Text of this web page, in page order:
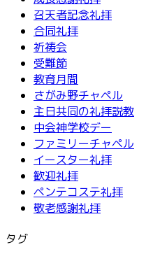
召天者記念礼拝
合同礼拝
祈祷会
受難節
教育月間
さがみ野チャペル
主日共同の礼拝説教
中会神学校デー
ファミリーチャペル
イースター礼拝
歓迎礼拝
ペンテコステ礼拝
敬老感謝礼拝
タグ